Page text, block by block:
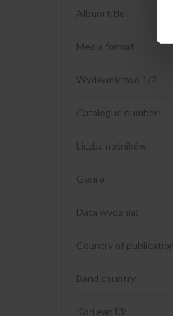
Album title:
Media format
Wydawnictwo 1/2
Catalogue number:
Liczba nośników:
Genre
Data wydania:
Country of
Band country
Kod ean13: